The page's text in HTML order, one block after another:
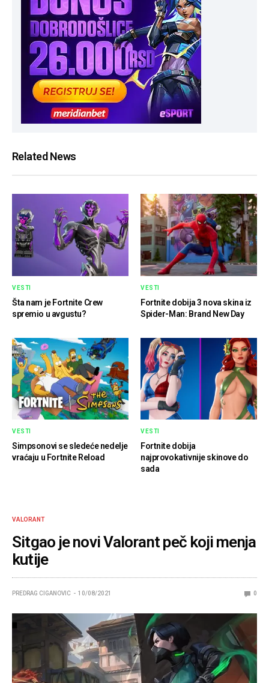
Related News
VESTI
Šta nam je Fortnite Crew
spremio u avgustu?
VESTI
Fortnite dobija 3 nova skina iz
Spider-Man: Brand New Day
VESTI
Simpsonovi se sledeće nedelje
vraćaju u Fortnite Reload
VESTI
Fortnite dobija
najprovokativnije skinove do
sada
VALORANT
Sitgao je novi Valorant peč koji menja
kutije
PREDRAG CIGANOVIC 10/08/2021 0